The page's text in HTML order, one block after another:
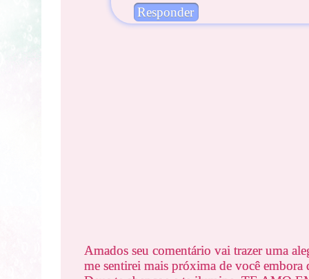
Responder
Amados seu comentário vai trazer uma
me sentirei mais próxima de você embora